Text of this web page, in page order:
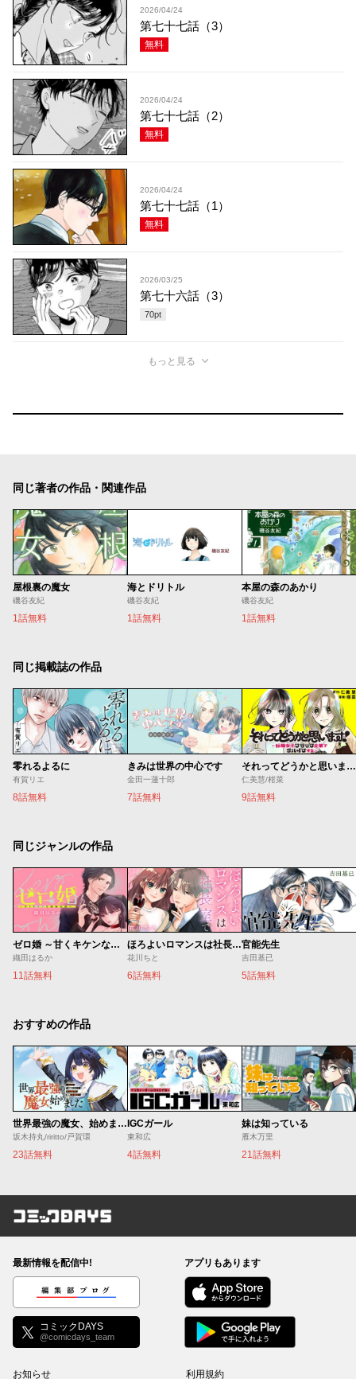
2026/04/24
第七十七話（3）
無料
2026/04/24
第七十七話（2）
無料
2026/04/24
第七十七話（1）
無料
2026/03/25
第七十六話（3）
70pt
もっと見る
同じ著者の作品・関連作品
屋根裏の魔女
磯谷友紀
1話無料
海とドリトル
磯谷友紀
1話無料
本屋の森のあかり
磯谷友紀
1話無料
同じ掲載誌の作品
零れるよるに
有賀リエ
8話無料
きみは世界の中心です
金田一蓮十郎
7話無料
それってどうかと思います！～転職女子、ブラック企業でサバイブする。～
仁美慧/柑菜
9話無料
同じジャンルの作品
ゼロ婚 ～甘くキケンな極秘任務～
織田はるか
11話無料
ほろよいロマンスは社長室で
花川ちと
6話無料
官能先生
吉田基已
5話無料
おすすめの作品
世界最強の魔女、始めました ～私だけ『攻略サイト』を見れる世界で自由に生きます～
坂木持丸/riritto/戸賀環
23話無料
IGCガール
東和広
4話無料
妹は知っている
雁木万里
21話無料
コミックDAYS
最新情報を配信中!
編集部ブログ
コミックDAYS
@comicdays_team
アプリもあります
お知らせ 利用規約